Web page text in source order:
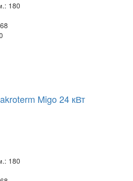
180
68
Migo 24 кВт
180